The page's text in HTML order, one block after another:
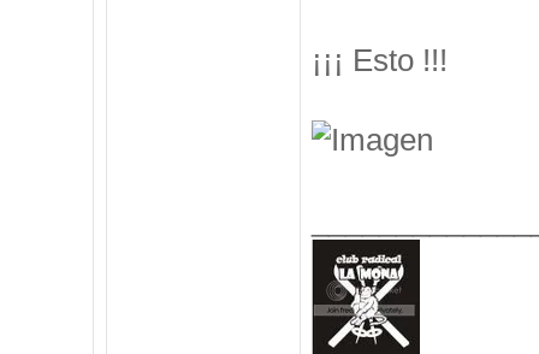
¡¡¡ Esto !!!